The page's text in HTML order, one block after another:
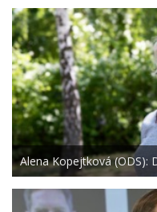
Alena Kopejtková (ODS):